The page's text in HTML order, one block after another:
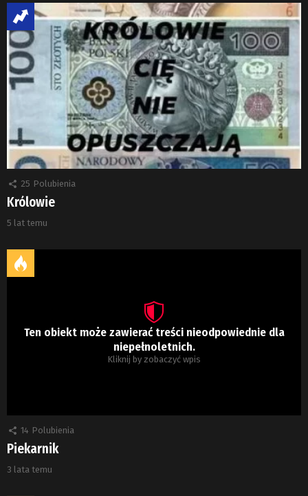
25 Polubienia
Królowie
5 lat temu
Ten obiekt może zawierać treści nieodpowiednie dla
niepełnoletnich.
Kliknij by zobaczyć wpis
14 Polubienia
Piekarnik
3 lata temu